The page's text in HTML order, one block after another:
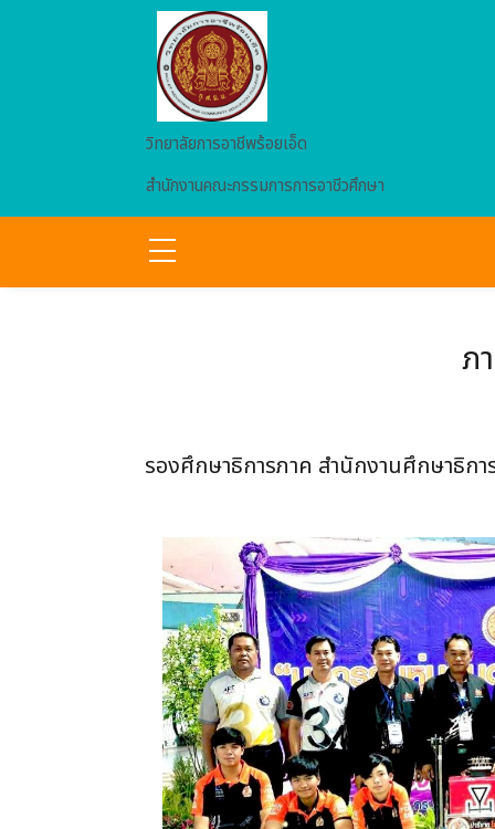
Skip to main content
วิทยาลัยการอาชีพร้อยเอ็ด
สำนักงานคณะกรรมการการอาชีวศึกษา
ภ
รองศึกษาธิการภาค สำนักงานศึกษาธิกา